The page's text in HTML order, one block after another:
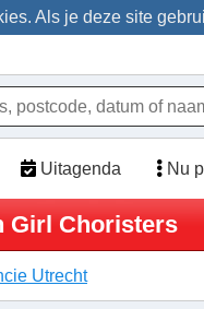
Als je deze site
Uitagenda Nu
Girl Choristers
Utrecht